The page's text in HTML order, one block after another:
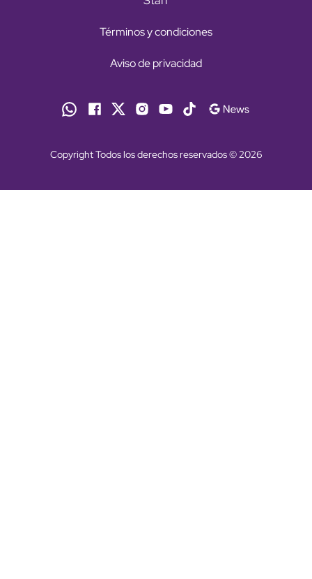
Términos y condiciones
Aviso de privacidad
Copyright Todos los derechos reservados © 2026